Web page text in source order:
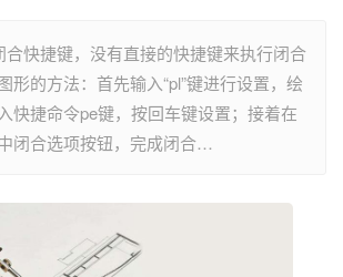
合快捷键，没有直接的快捷键来执行闭合
形的方法：首先输入“pl”键进行设置，绘
快捷命令pe键，按回车键设置；接着在
闭合选项按钮，完成闭合…